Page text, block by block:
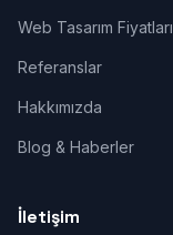
Web Tasarım Fiyatları
Referanslar
Hakkımızda
Blog & Haberler
İletişim